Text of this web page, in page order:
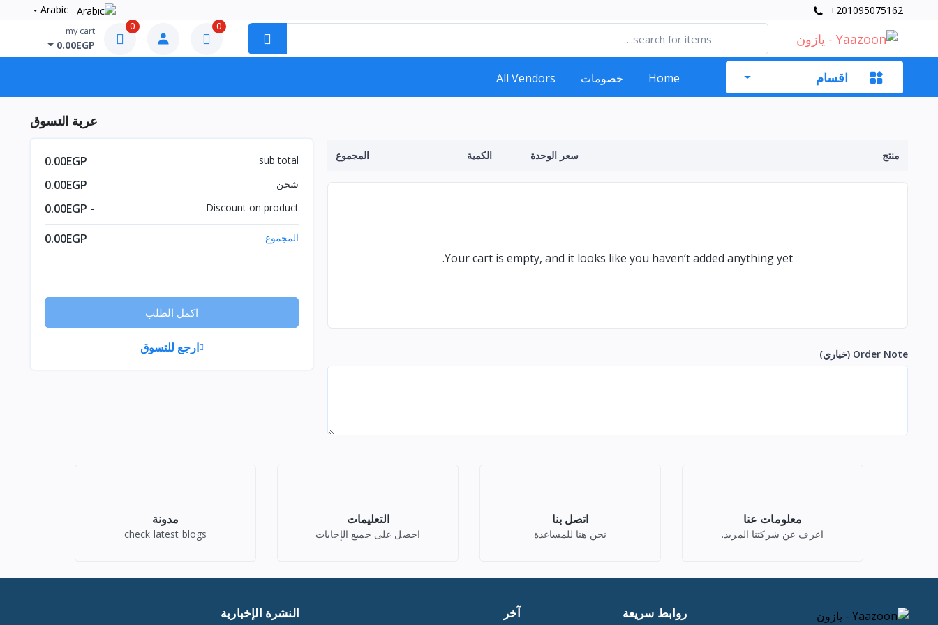
+201095075162
0
0
my cart
0.00EGP
اقسام Home خصومات All Vendors
عربة التسوق
منتج سعر الوحدة الكمية المجموع
Your cart is empty, and it looks like you haven’t added anything yet.
Order Note (خياري)
sub total
0.00EGP
شحن 0.00EGP
Discount on product
- 0.00EGP
المجموع 0.00EGP
اكمل الطلب
ارجع للتسوق
معلومات عنا
اعرف عن شركتنا المزيد.
اتصل بنا
نحن هنا للمساعدة
التعليمات
احصل على جميع الإجابات
مدونة
check latest blogs
روابط سريعة آخر النشرة الإخبارية